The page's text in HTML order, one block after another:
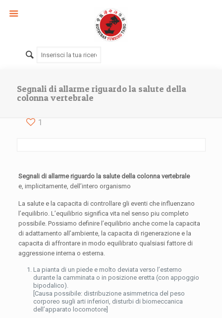
Segnali di allarme riguardo la salute della
colonna vertebrale
1
Segnali di allarme riguardo la salute della colonna vertebrale
e, implicitamente, dell’intero organismo
La salute e la capacita di controllare gli eventi che influenzano
l’equilibrio. L’equilibrio significa vita nel senso piu completo
possibile. Possiamo definire l’equilibrio anche come la capacita
di adattamento all’ambiente, la capacita di rigenerazione e la
capacita di affrontare in modo equilibrato qualsiasi fattore di
aggressione interna o esterna.
La pianta di un piede e molto deviata verso l’esterno
durante la camminata o in posizione eretta (con appoggio
bipodalico).
[Causa possibile: distribuzione asimmetrica del peso
corporeo sugli arti inferiori, disturbi di biomeccanica
dell’apparato locomotore]